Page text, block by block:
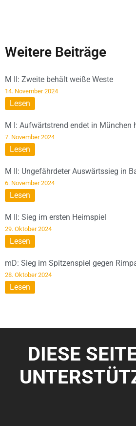
Weitere Beiträge
M II: Zweite behält weiße Weste
14. November 2024
Lesen
M I: Aufwärtstrend endet in München
7. November 2024
Lesen
M II: Ungefährdeter Auswärtssieg in
6. November 2024
Lesen
M II: Sieg im ersten Heimspiel
29. Oktober 2024
Lesen
mD: Sieg im Spitzenspiel gegen
28. Oktober 2024
Lesen
DIESE